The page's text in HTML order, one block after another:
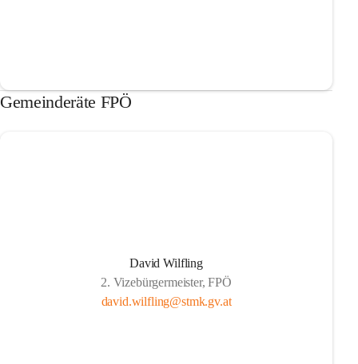
Gemeinderäte FPÖ
David Wilfling
2. Vizebürgermeister, FPÖ
david.wilfling@stmk.gv.at